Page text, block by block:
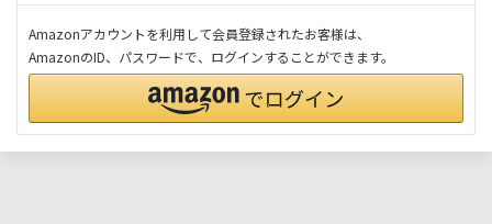
Amazonアカウントを利用して会員登録されたお客様は、
AmazonのID、パスワードで、ログインすることができます。